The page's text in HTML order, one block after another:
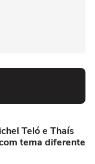
Teló e Thaís
tema diferente